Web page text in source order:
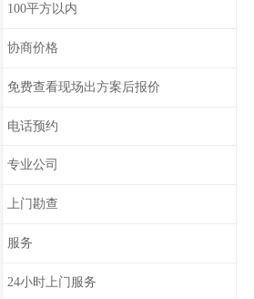
100平方以内
协商价格
免费查看现场出方案后报价
电话预约
专业公司
上门勘查
服务
24小时上门服务